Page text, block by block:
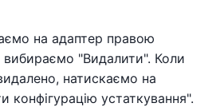
на адаптер правою
вибираємо "Видалити". Коли
натискаємо на
конфігурацію устаткування".